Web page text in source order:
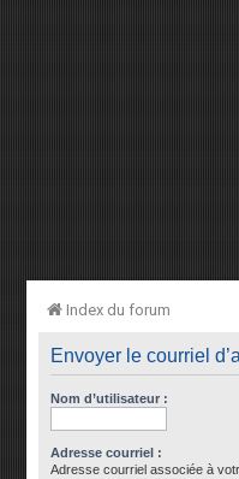
Index du forum
Envoyer le courriel
Nom d’utilisateur :
Adresse courriel :
Adresse courriel associée à